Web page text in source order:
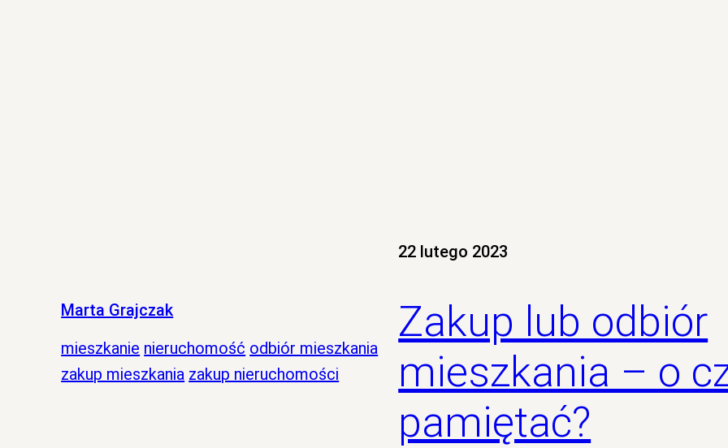
Marta Grajczak
mieszkanie nieruchomość odbiór mieszkania
zakup mieszkania zakup nieruchomości
22 lutego 2023
Zakup lub odbiór
mieszkania – o
pamiętać?